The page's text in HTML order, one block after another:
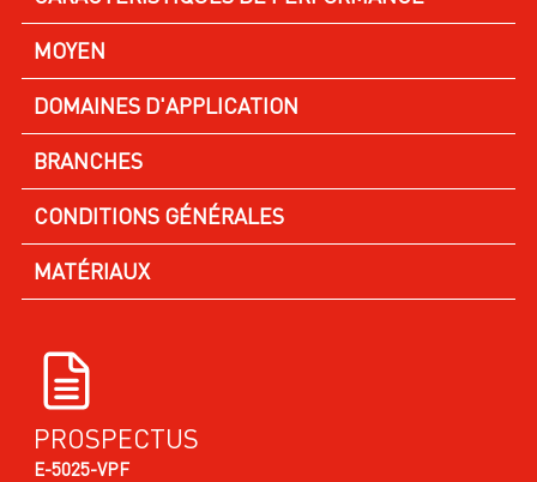
MOYEN
DOMAINES D'APPLICATION
BRANCHES
CONDITIONS GÉNÉRALES
MATÉRIAUX
PROSPECTUS
E-5025-VPF